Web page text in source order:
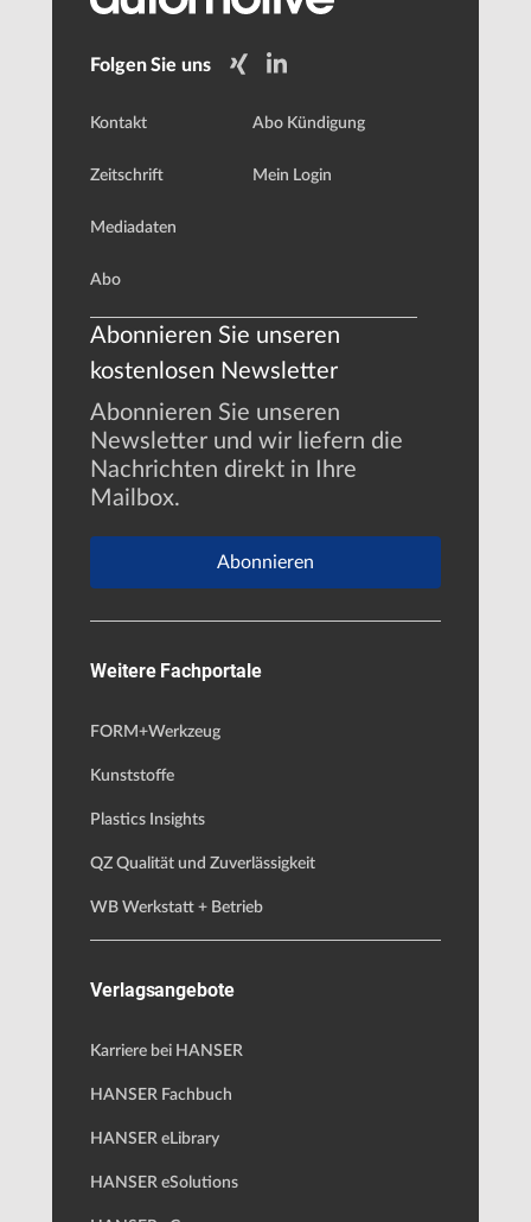
Folgen Sie uns
Kontakt
Zeitschrift
Mediadaten
Abo
Abo Kündigung
Mein Login
Abonnieren Sie unseren
kostenlosen Newsletter
Abonnieren Sie unseren
Newsletter und wir liefern die
Nachrichten direkt in Ihre
Mailbox.
Abonnieren
Weitere Fachportale
FORM+Werkzeug
Kunststoffe
Plastics Insights
QZ Qualität und Zuverlässigkeit
WB Werkstatt + Betrieb
Verlagsangebote
Karriere bei HANSER
HANSER Fachbuch
HANSER eLibrary
HANSER eSolutions